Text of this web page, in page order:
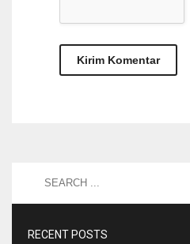
RECENT POSTS